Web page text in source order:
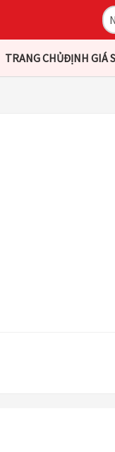
TRANG CHỦĐỊNH GIÁ